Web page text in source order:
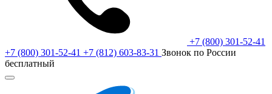
+7 (800) 301-52-41
+7 (800) 301-52-41 +7 (812) 603-83-31 Звонок по России
бесплатный